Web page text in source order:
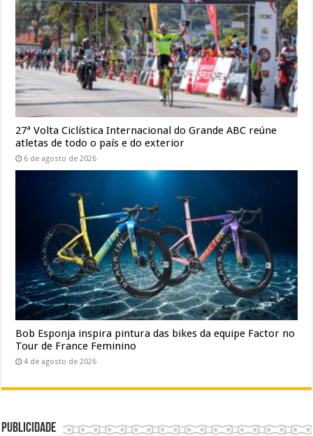
27ª Volta Ciclística Internacional do Grande ABC reúne
atletas de todo o país e do exterior
6 de agosto de 2026
Bob Esponja inspira pintura das bikes da equipe Factor no
Tour de France Feminino
4 de agosto de 2026
Publicidade